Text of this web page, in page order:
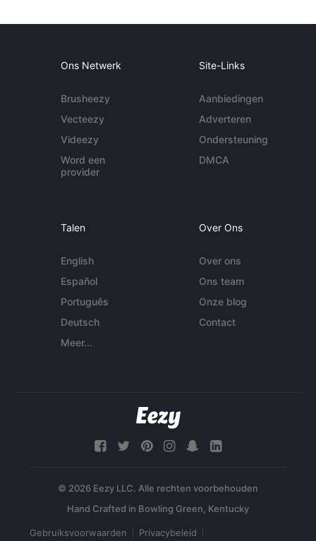
Ons Netwerk
Brusheezy
Vecteezy
Videezy
Word een
provider
Site-Links
Aanbiedingen
Adverteren
Ondersteuning
DMCA
Talen
English
Español
Português
Deutsch
Meer...
Over Ons
Over ons
Ons team
Onze blog
Contact
© 2026 Eezy LLC. Alle rechten voorbehouden
Gebruiksvoorwaarden Privacybeleid